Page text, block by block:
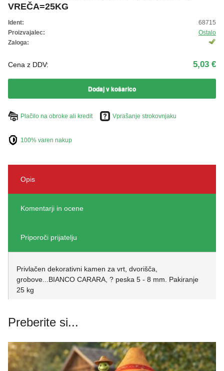
VREČA=25KG
Ident:
68715
Proizvajalec:
Ostalo
Zaloga:
Cena z DDV: 5,03 €
Dodaj v košarico
Plačilo na obroke ali kredit Vprašanje strokovnjaku
100% varen nakup
Opis
Komentarji in ocene
Priporoči prijatelju
Privlačen dekorativni kamen za vrt, dvorišča,
grobove...BIANCO CARARA, ? peska 5 - 8 mm. Pakiranje
25 kg
Preberite si...